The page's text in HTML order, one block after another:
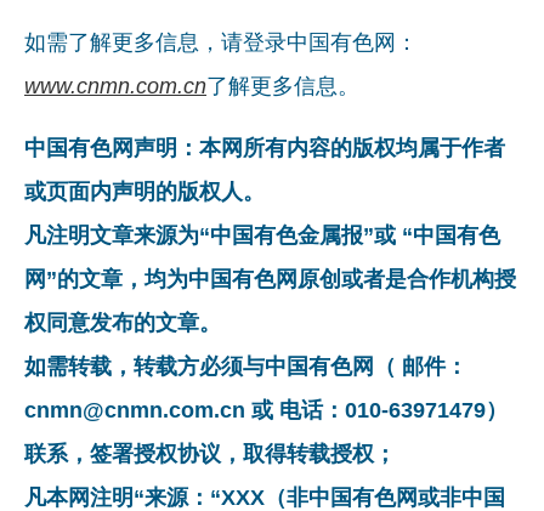
如需了解更多信息，请登录中国有色网：
www.cnmn.com.cn了解更多信息。
中国有色网声明：本网所有内容的版权均属于作者
或页面内声明的版权人。
凡注明文章来源为“中国有色金属报”或 “中国有色
网”的文章，均为中国有色网原创或者是合作机构授
权同意发布的文章。
如需转载，转载方必须与中国有色网（ 邮件：
cnmn@cnmn.com.cn 或 电话：010-63971479）
联系，签署授权协议，取得转载授权；
凡本网注明“来源：“XXX（非中国有色网或非中国